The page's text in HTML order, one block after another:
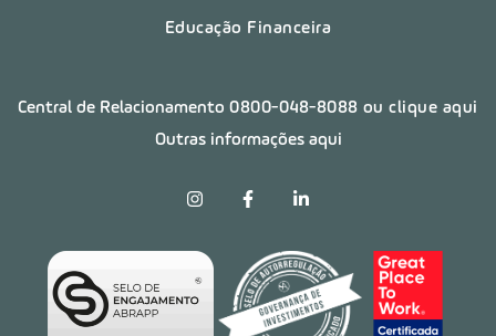
Educação Financeira
Central de Relacionamento0800-048-8088 ou clique aqui
Outras informações aqui